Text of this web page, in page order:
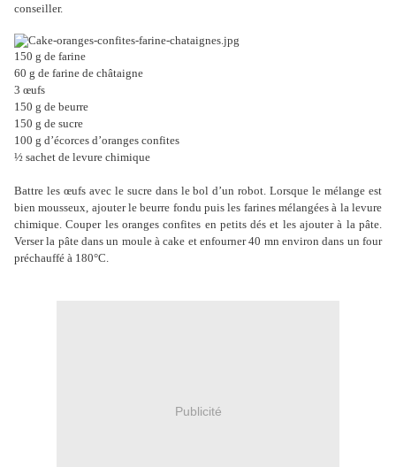
conseiller.
150 g de farine
60 g de farine de châtaigne
3 œufs
150 g de beurre
150 g de sucre
100 g d’écorces d’oranges confites
½ sachet de levure chimique
Battre les œufs avec le sucre dans le bol d’un robot. Lorsque le mélange est
bien mousseux, ajouter le beurre fondu puis les farines mélangées à la levure
chimique. Couper les oranges confites en petits dés et les ajouter à la pâte.
Verser la pâte dans un moule à cake et enfourner 40 mn environ dans un four
préchauffé à 180°C.
Publicité